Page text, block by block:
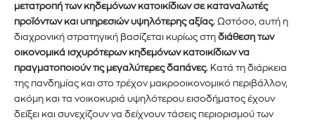
μετατροπή των κηδεμόνων κατοικίδιων σε καταναλωτές
προϊόντων και υπηρεσιών υψηλότερης αξίας. Ωστόσο, αυτή η
διαχρονική στρατηγική βασίζεται κυρίως στη διάθεση των
οικονομικά ισχυρότερων κηδεμόνων κατοικίδιων να
πραγματοποιούν τις μεγαλύτερες δαπάνες. Κατά τη διάρκεια
της πανδημίας και στο τρέχον μακροοικονομικό περιβάλλον,
ακόμη και τα νοικοκυριά υψηλότερου εισοδήματος έχουν
δείξει και συνεχίζουν να δείχνουν τάσεις περιορισμού των